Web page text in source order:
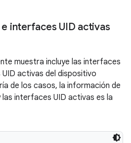
interfaces UID activas
muestra incluye las interfaces
activas del dispositivo
de los casos, la información de
interfaces UID activas es la